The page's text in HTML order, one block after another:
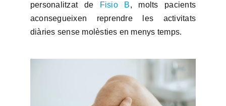
personalitzat de
Fisio B, molts pacients
aconsegueixen reprendre les activitats
diàries sense molèsties en menys temps.